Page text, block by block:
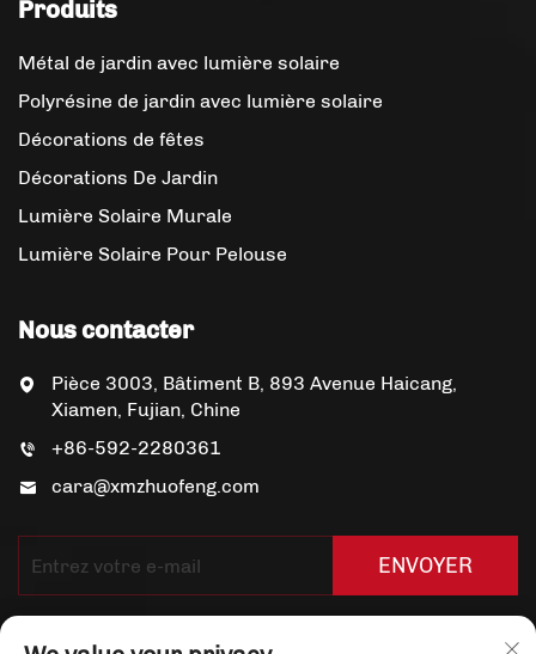
Produits
Métal de jardin avec lumière solaire
Polyrésine de jardin avec lumière solaire
Décorations de fêtes
Décorations De Jardin
Lumière Solaire Murale
Lumière Solaire Pour Pelouse
Nous contacter
Pièce 3003, Bâtiment B, 893 Avenue Haicang,
Xiamen, Fujian, Chine
+86-592-2280361
cara@xmzhuofeng.com
ENVOYER